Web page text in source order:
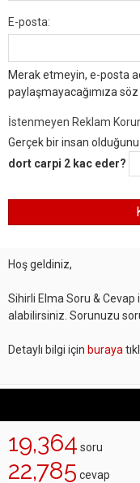
E-posta:
Merak etmeyin, e-posta
paylaşmayacağımıza söz
İstenmeyen Reklam
Gerçek bir insan
dort carpi 2 kac eder?
Hoş geldiniz,
Sihirli Elma Soru & Cevap
alabilirsiniz. Sorunuzu
Detaylı bilgi için buraya
19,364 soru
22,785 cevap